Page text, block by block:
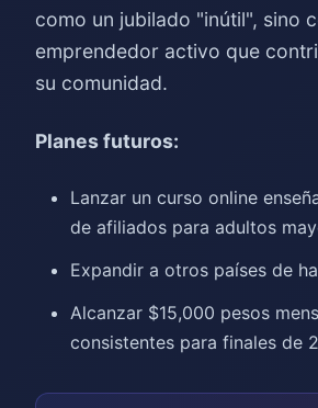
como un jubilado "inútil", sino
emprendedor activo que
su comunidad.
Planes futuros:
Lanzar un curso online
de afiliados para adultos
Expandir a otros países de
Alcanzar $15,000 pesos
consistentes para finales de